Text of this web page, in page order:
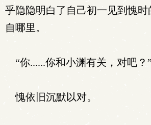
乎隐隐明白了自己初一见到愧
自哪里。
“你......你和小渊有关，对吧？”
愧依旧沉默以对。